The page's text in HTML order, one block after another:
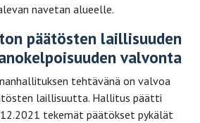
navetan alueelle.
päätösten laillisuuden
valvonta
tehtävänä on valvoa
laillisuutta. Hallitus päätti
tekemät päätökset pykälät